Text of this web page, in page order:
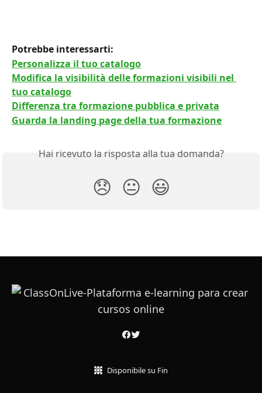
Potrebbe interessarti:
Personalizza il tuo catalogo
Modifica la visibilità delle formazioni visibili nel
tuo catalogo
Differenza tra formazione pubblica e privata
Guarda la landing page della tua formazione
Hai ricevuto la risposta alla tua domanda?
😞 😐 😃
Disponibile su Fin